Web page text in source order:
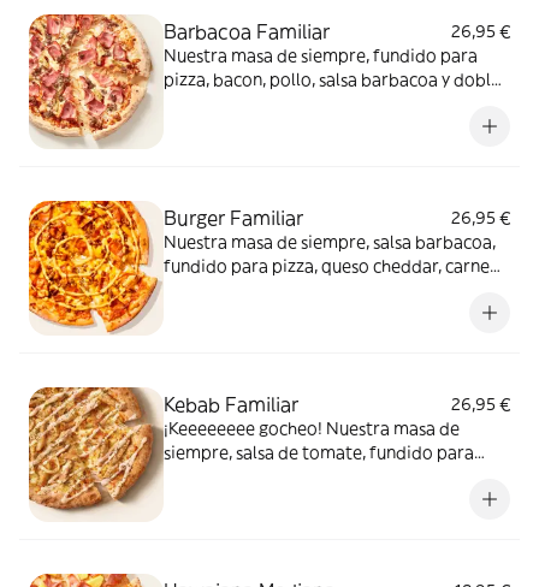
Barbacoa Familiar
26,95 €
Nuestra masa de siempre, fundido para
pizza, bacon, pollo, salsa barbacoa y doble
Burger Familiar
26,95 €
Nuestra masa de siempre, salsa barbacoa,
fundido para pizza, queso cheddar, carne
Kebab Familiar
26,95 €
¡Keeeeeeee gocheo! Nuestra masa de
siempre, salsa de tomate, fundido para